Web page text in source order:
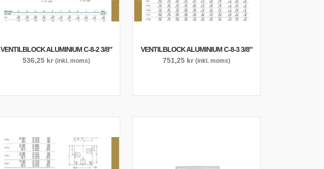
VENTILBLOCK ALUMINIUM C-8-2 3/8″
536,25 kr (inkl. moms)
VENTILBLOCK ALUMINIUM C-8-3 3/8″
751,25 kr (inkl. moms)